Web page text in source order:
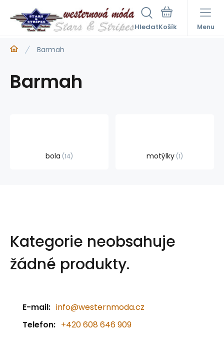
Hledat Menu
Barmah
Barmah
bola 14 motýlky 1
Kategorie neobsahuje
žádné produkty.
E-mail: info@westernmoda.cz
Telefon: +420 608 646 909